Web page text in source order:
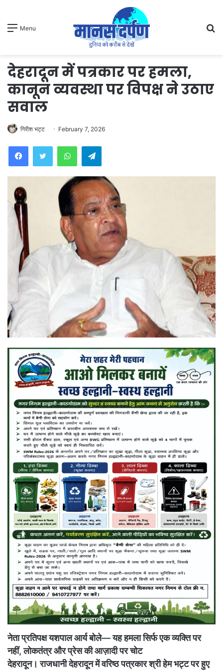
Menu
देहरादून में पत्रकार पर हमला,
कानून व्यवस्था पर विपक्ष ने उठाए
सवाल
गिरीश भट्ट February 7, 2026
WhatsAppTelegram
नेता प्रतिपक्ष यशपाल आर्य बोले— यह हमला सिर्फ एक व्यक्ति पर
नहीं, लोकतंत्र और प्रेस की आज़ादी पर चोट
देहरादून। राजधानी देहरादून में वरिष्ठ पत्रकार श्री हेम भट्ट पर हुए